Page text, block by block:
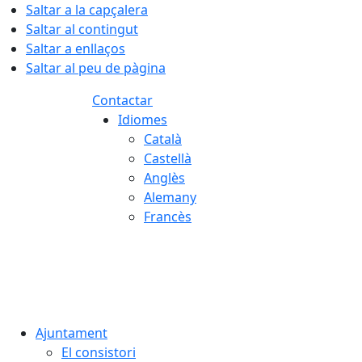
Saltar a la capçalera
Saltar al contingut
Saltar a enllaços
Saltar al peu de pàgina
Contactar
Idiomes
Català
Castellà
Anglès
Alemany
Francès
Ajuntament
El consistori